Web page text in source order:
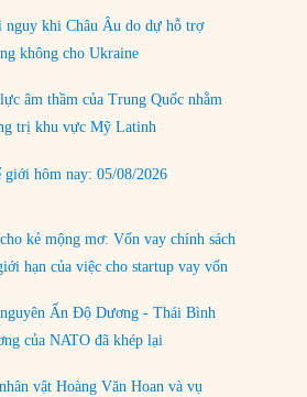
để kết thúc Chiến tranh Iran?
tiếp của Bắc Kinh ở Biển Đông
mới: Các nước nhỏ sẽ luôn
chôn vùi bê bối chấn động vòng
của mình
nguy khi Châu Âu do dự hỗ trợ
không cho Ukraine
âm thầm của Trung Quốc nhằm
trị khu vực Mỹ Latinh
giới hôm nay: 05/08/2026
kẻ mộng mơ: Vốn vay chính sách
hạn của việc cho startup vay vốn
Ấn Độ Dương - Thái Bình
của NATO đã khép lại
vật Hoàng Văn Hoan và vụ